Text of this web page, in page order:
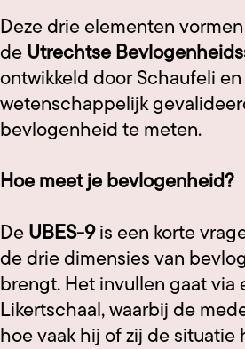
Deze drie elementen
de Utrechtse
ontwikkeld door Schaufeli en
wetenschappelijk
bevlogenheid te meten.
Hoe meet je bevlogenheid?
De UBES-9is een korte
de drie dimensies van
brengt. Het invullen gaat via
Likertschaal, waarbij de
hoe vaak hij of zij de situatie